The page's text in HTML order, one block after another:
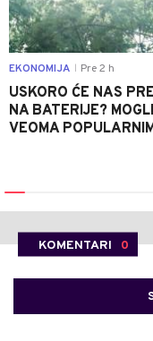
EKONOMIJA Pre 2 h
USKORO ĆE NAS
NA BATERIJE?
VEOMA
KOMENTARI 0